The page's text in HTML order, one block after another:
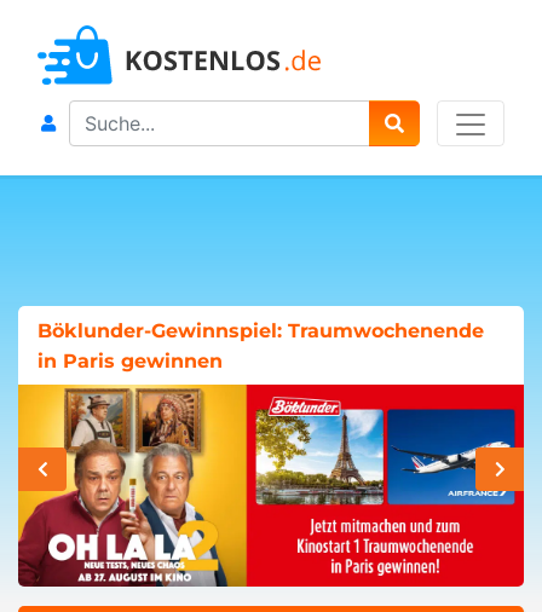
Search
Böklunder-Gewinnspiel: Traumwochenende
in Paris gewinnen